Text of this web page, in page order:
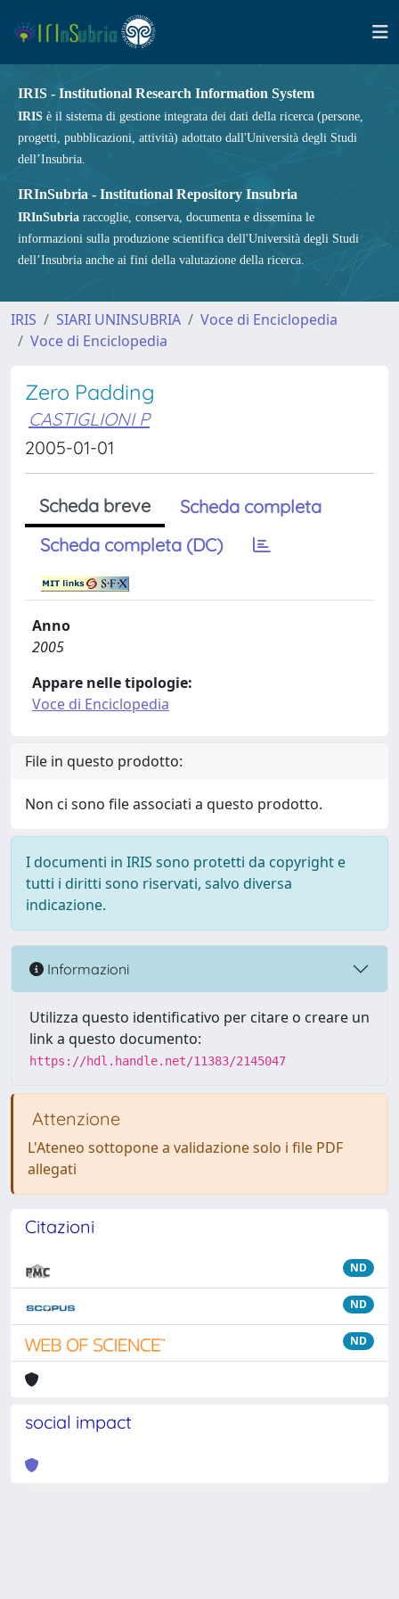
IRIS - Institutional Research Information System
IRIS è il sistema di gestione integrata dei dati della ricerca (persone,
progetti, pubblicazioni, attività) adottato dall'Università degli Studi
dell’Insubria.
IRInSubria - Institutional Repository Insubria
IRInSubria raccoglie, conserva, documenta e dissemina le
informazioni sulla produzione scientifica dell'Università degli Studi
dell’Insubria anche ai fini della valutazione della ricerca.
IRIS SIARI UNINSUBRIA
Voce di Enciclopedia
Voce di Enciclopedia
Zero Padding
CASTIGLIONI P
2005-01-01
Scheda breve
Scheda completa
Scheda completa (DC)
Anno
2005
Appare nelle tipologie:
Voce di Enciclopedia
File in questo prodotto:
Non ci sono file associati a questo prodotto.
I documenti in IRIS sono protetti da copyright e
tutti i diritti sono riservati, salvo diversa
indicazione.
Informazioni
Utilizza questo identificativo per citare o creare un
link a questo documento:
https://hdl.handle.net/11383/2145047
Attenzione
L'Ateneo sottopone a validazione solo i file PDF
allegati
Citazioni
ND
ND
ND
social impact